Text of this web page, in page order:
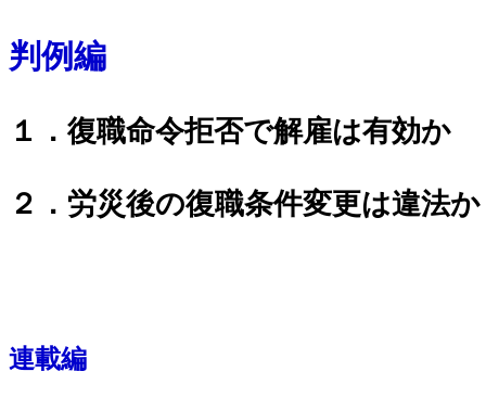
判例編
１．復職命令拒否で解雇は有効か
２．労災後の復職条件変更は違法か
連載編